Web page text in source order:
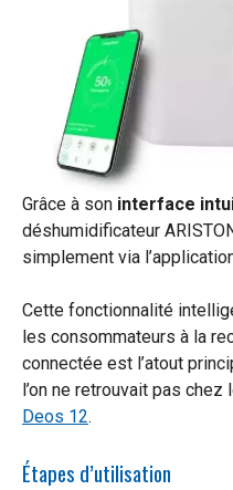
Grâce à son interface
déshumidificateur
simplement via
Cette fonctionnalité
les consommateurs à la
connectée est l’atout
l’on ne retrouvait pas chez
Deos 12.
Étapes d’utilisation